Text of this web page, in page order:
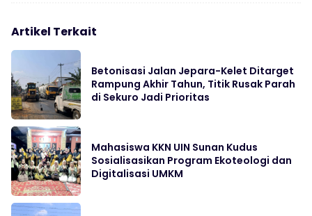
Artikel Terkait
Betonisasi Jalan Jepara-Kelet Ditarget
Rampung Akhir Tahun, Titik Rusak Parah
di Sekuro Jadi Prioritas
Mahasiswa KKN UIN Sunan Kudus
Sosialisasikan Program Ekoteologi dan
Digitalisasi UMKM